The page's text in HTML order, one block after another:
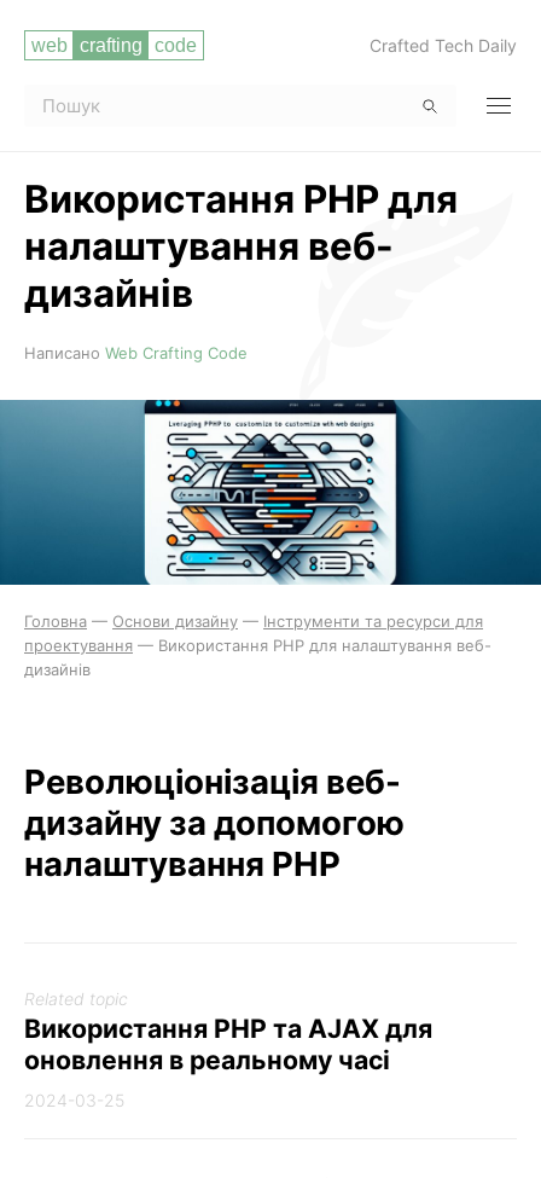
Crafted Tech Daily
Використання PHP для
налаштування веб-
дизайнів
Написано Web Crafting Code
Головна — Основи дизайну — Інструменти та ресурси для
проектування — Використання PHP для налаштування веб-
дизайнів
Революціонізація веб-
дизайну за допомогою
налаштування PHP
Related topic
Використання PHP та AJAX для
оновлення в реальному часі
2024-03-25